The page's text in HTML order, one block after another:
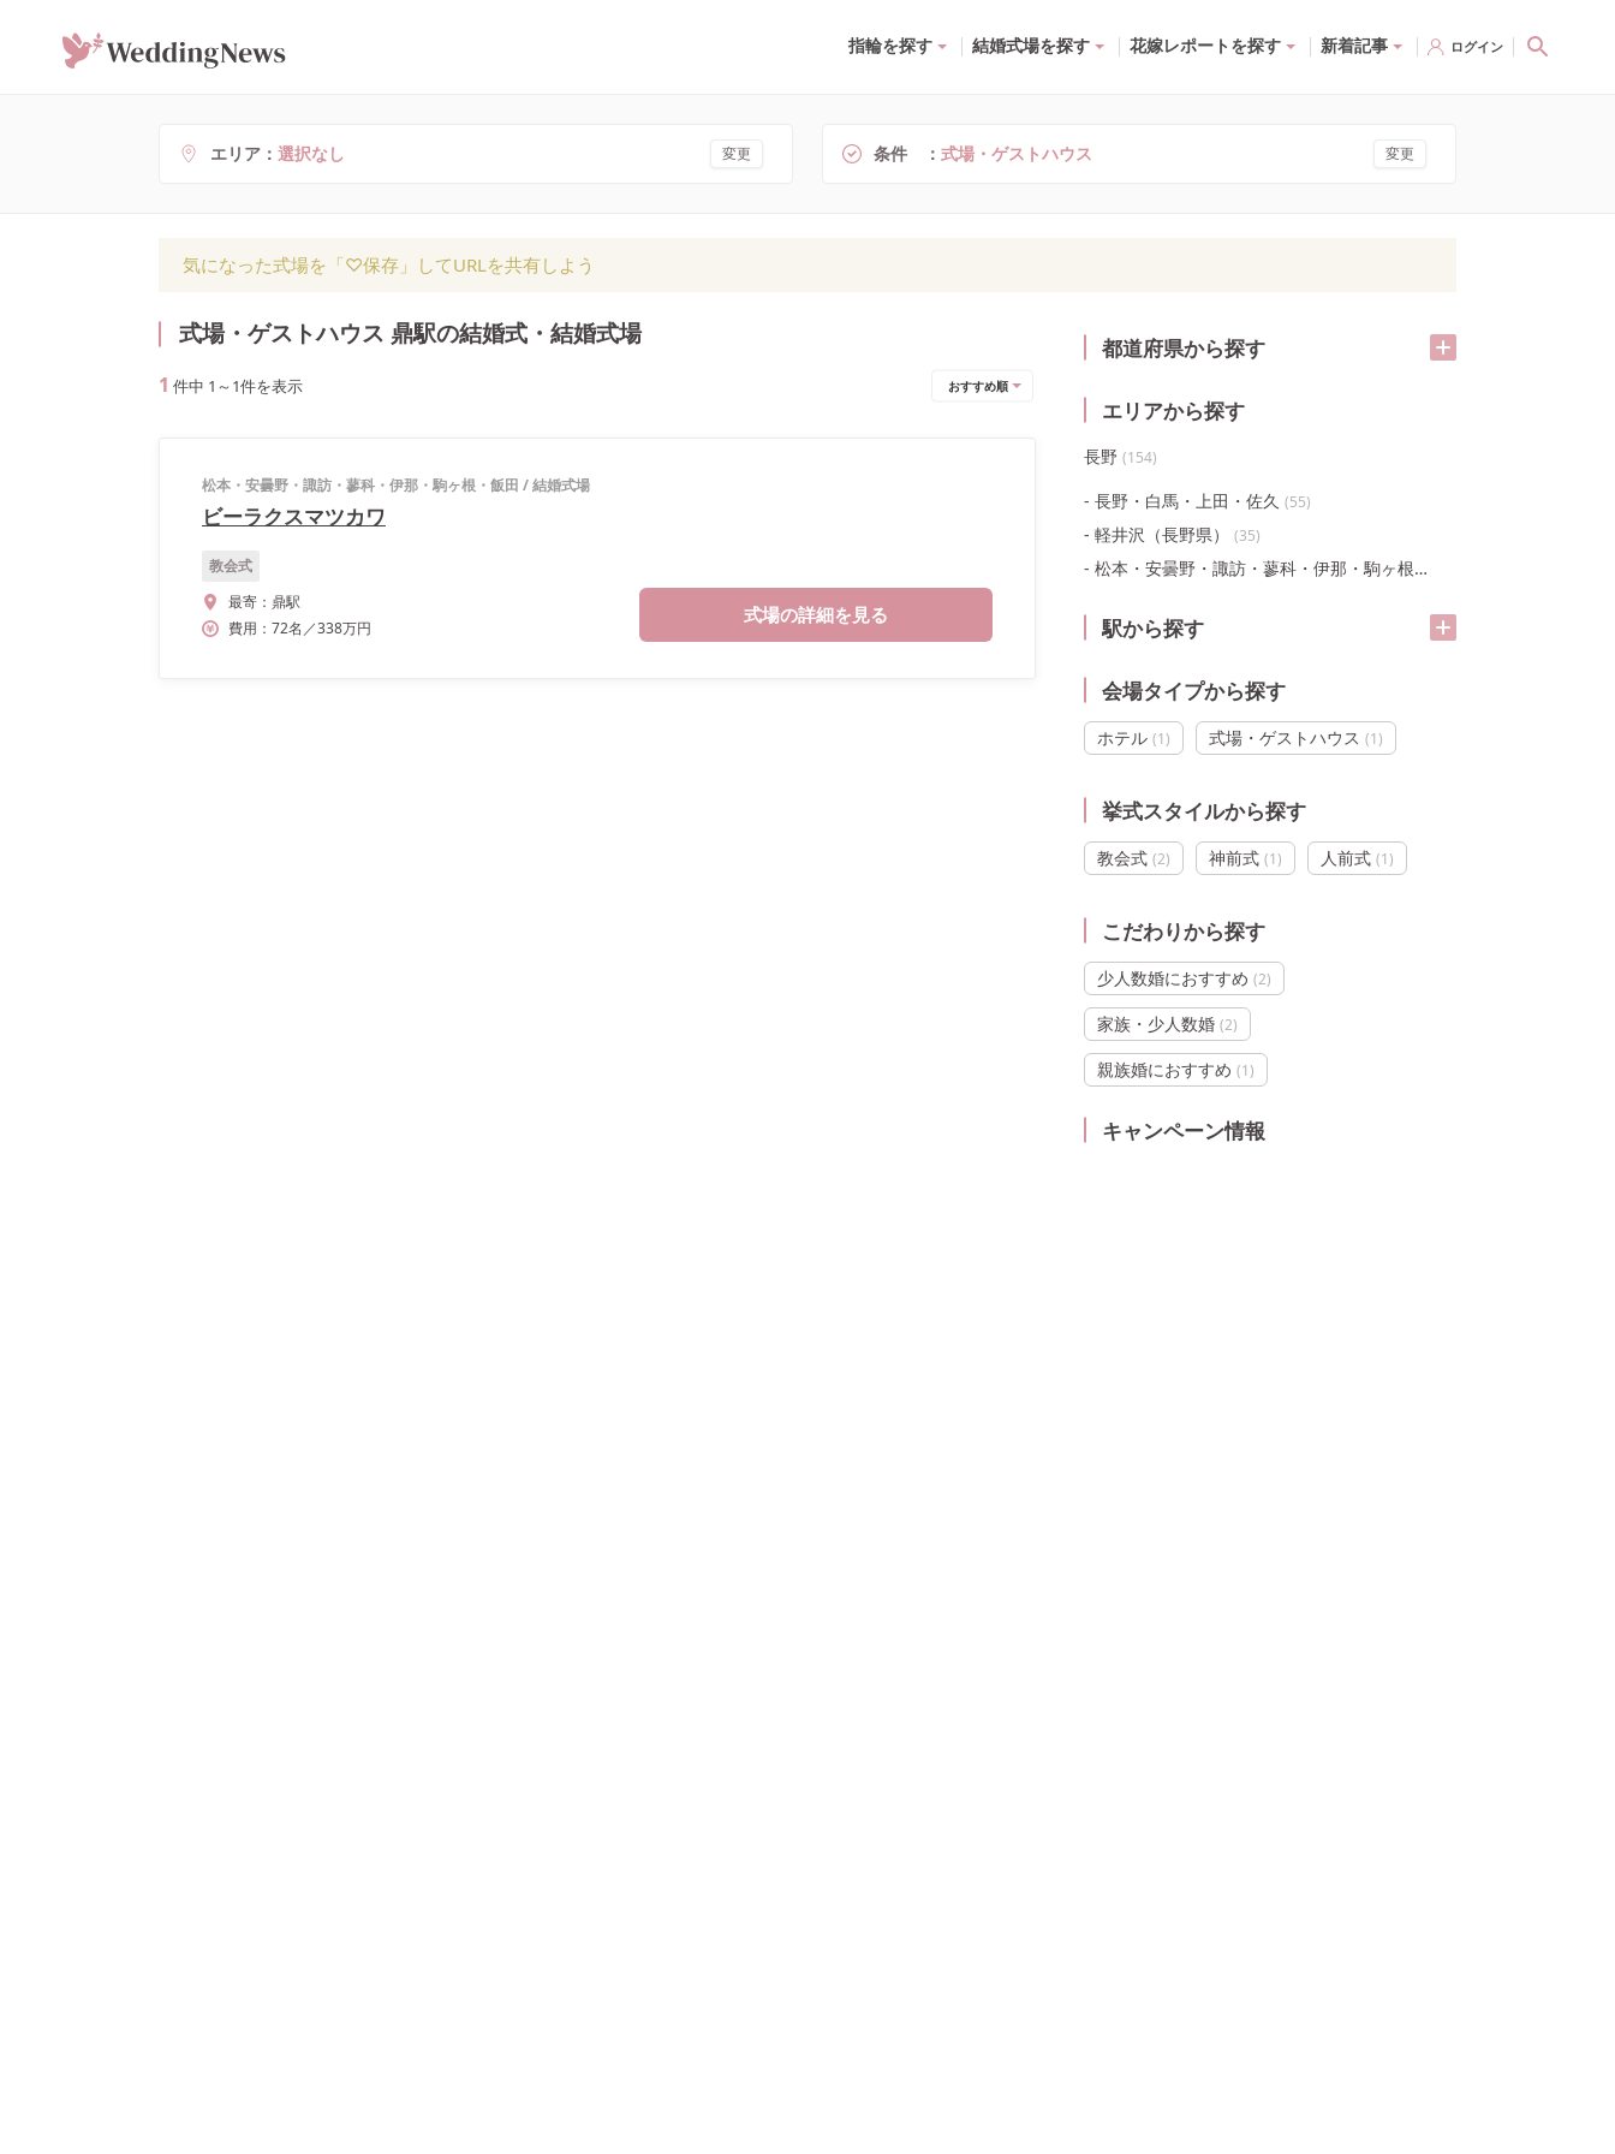
指輪を探す 結婚式場を探す 花嫁レポートを探す 新着記事 ログイン
エリア 選択なし 変更 条件 式場・ゲストハウス 変更
気になった式場を「♡保存」してURLを共有しよう
都道府県から探す
エリアから探す
長野 (154)
長野・白馬・上田・佐久 (55)
軽井沢（長野県） (35)
松本・安曇野・諏訪・蓼科・伊那・駒ヶ根・飯田
駅から探す
会場タイプから探す
ホテル (1) 式場・ゲストハウス (1)
挙式スタイルから探す
教会式 (2) 神前式 (1) 人前式 (1)
こだわりから探す
少人数婚におすすめ (2)
家族・少人数婚 (2)
親族婚におすすめ (1)
キャンペーン情報
式場・ゲストハウス 鼎駅の結婚式・結婚式場
1 件中 1 ～ 1件を表示 おすすめ順
松本・安曇野・諏訪・蓼科・伊那・駒ヶ根・飯田 /結婚式場
ビーラクスマツカワ
教会式
最寄： 鼎駅
費用： 72名 ／338万円
式場の詳細を見る